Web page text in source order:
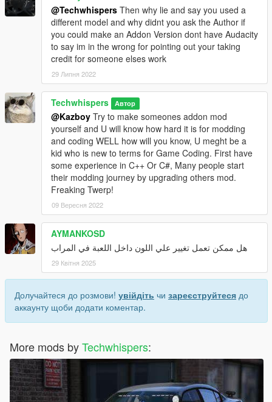
@Techwhispers Then why lie and say you used a
different model and why didnt you ask the Author if
you could make an Addon Version dont have Audacity
to say im in the wrong for pointing out your taking
credit for someone elses work
29 Липня 2022
Techwhispers Автор
@Kazboy Try to make someones addon mod
yourself and U will know how hard it is for modding
and coding WELL how will you know, U meght be a
kid who is new to terms for Game Coding. First have
some experience in C++ Or C#, Many people start
their modding journey by upgrading others mod.
Freaking Twerp!
09 Вересня 2022
AYMANKOSD
هل ممكن تعمل تغيير علي اللون داخل اللعبة في المراب
29 Квітня 2025
Долучайтеся до розмови! увійдіть чи зареєструйтеся до
аккаунту щоби додати коментар.
More mods byTechwhispers: